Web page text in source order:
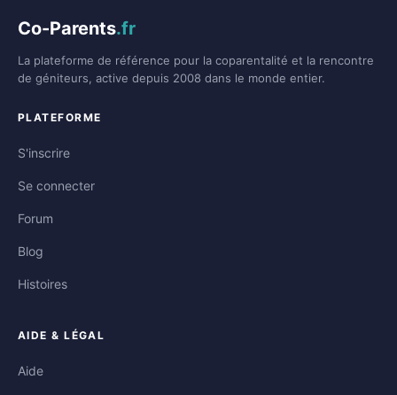
Co-Parents.fr
La plateforme de référence pour la coparentalité et la rencontre
de géniteurs, active depuis 2008 dans le monde entier.
PLATEFORME
S'inscrire
Se connecter
Forum
Blog
Histoires
AIDE & LÉGAL
Aide